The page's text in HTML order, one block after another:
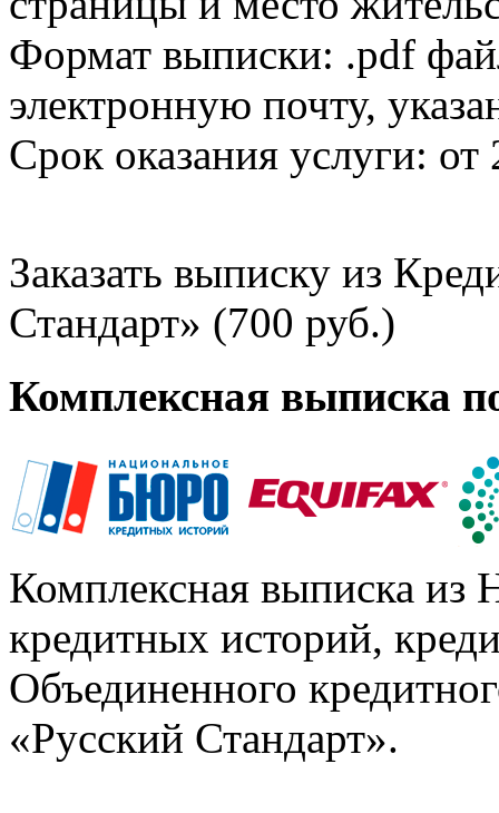
Формат выписки: .pdf
электронную почту,
Срок оказания услуги: от
Заказать выписку из
Стандарт» (700 руб.)
Комплексная выписка
Комплексная выписка из
кредитных историй,
Объединенного
«Русский Стандарт».